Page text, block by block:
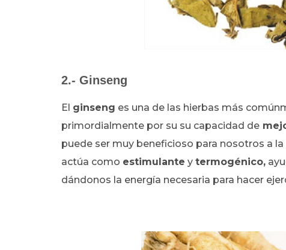
2.- Ginseng
El ginseng es una de las hierbas más
primordialmente por su su capacidad de
puede ser muy beneficioso para nosotros a
actúa como estimulante y termogénico,
dándonos la energía necesaria para hacer